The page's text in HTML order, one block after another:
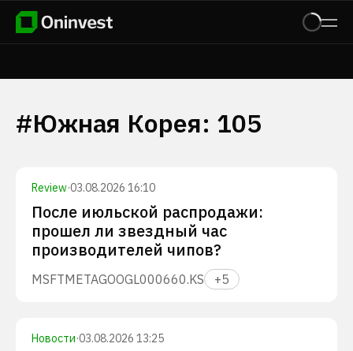
#Южная Корея: 105
Review·03.08.2026 16:10
После июльской распродажи:
прошел ли звездный час
производителей чипов?
MSFTMETAGOOGL000660.KS +5
Новости·03.08.2026 13:25